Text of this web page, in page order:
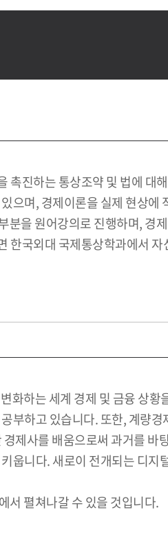
진하는 통상조약 및 법에 대
으며, 경제이론을 실제 현상에
을 원어강의로 진행하며, 경
한국외대 국제통상학과에서
하는 세계 경제 및 금융 상황
부하고 있습니다. 또한, 계량
제사를 배움으로써 과거를 바
웁니다. 새로이 전개되는 디지
서 펼쳐나갈 수 있을 것입니다.